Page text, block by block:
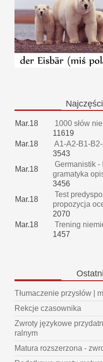
Mar.18
1000 słów
11619
Mar.18
A1-A2-B1-
3543
Mar.18
Germanistik -
gramatyka
3456
Mar.18
Test
propozycja
2070
Mar.18
Trening
1457
Tłumaczenie przysłów |
Rekcje czasownika
Zwroty językowe
ralnym
Matura rozszerzona -